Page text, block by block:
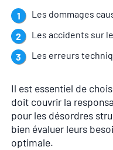
Les dommages
Les accidents sur
Les erreurs
Il est essentiel de
doit couvrir la
pour les désordres
bien évaluer leurs
optimale.